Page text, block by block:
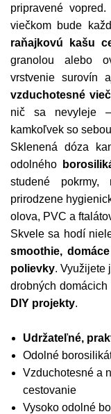
pripravené
viečkom bude
raňajkovú kašu
granolou alebo
vrstvenie surovín
vzduchotesné
nič sa nevyleje
kamkoľvek so
Sklenená dóza
odolného
studené
prirodzene
olova, PVC a
Skvele sa hodí
smoothie,
polievky. Využijete
drobných
DIY projekty.
Udržateľné,
Odolné
Vzduchotesné a
cestovanie
Vysoko odolné